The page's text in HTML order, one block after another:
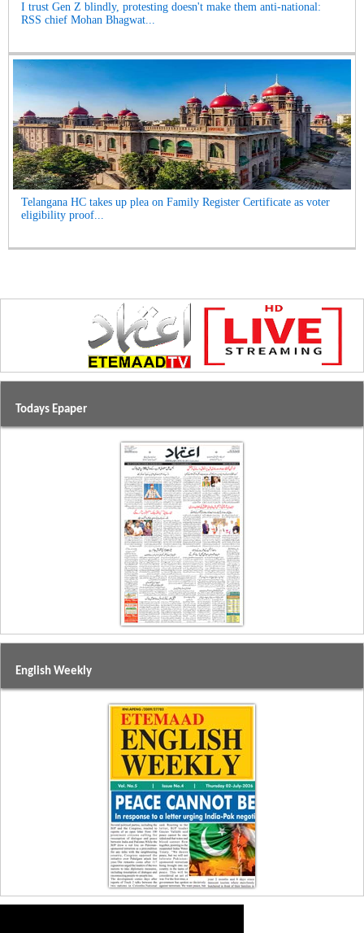
I trust Gen Z blindly, protesting doesn't make them anti-national:
RSS chief Mohan Bhagwat...
Telangana HC takes up plea on Family Register Certificate as voter
eligibility proof...
Todays Epaper
English Weekly